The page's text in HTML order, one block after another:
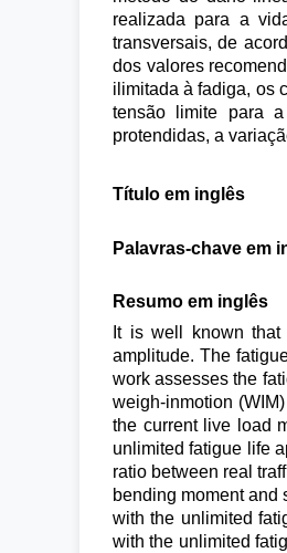
realizada para a
transversais, de
dos valores
ilimitada à fadiga, os
tensão limite para
protendidas, a
Título em inglês
Palavras-chave em
Resumo em inglês
It is well known
amplitude. The
work assesses the
weigh-inmotion
the current live load
unlimited fatigue life
ratio between real
bending moment and
with the unlimited
with the unlimited